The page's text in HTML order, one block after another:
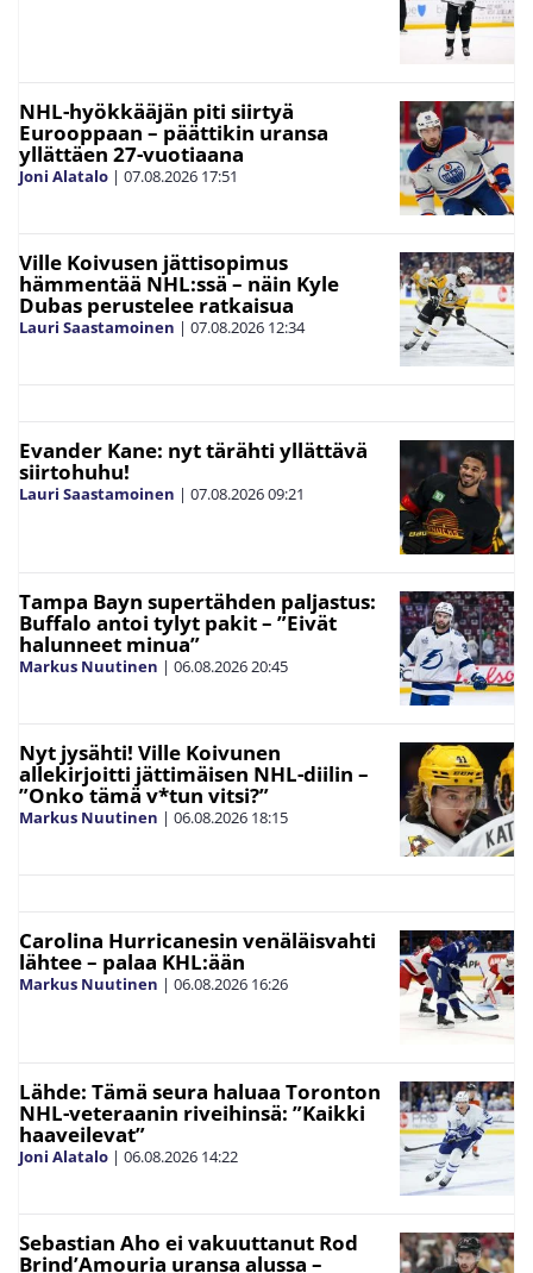
NHL-hyökkääjän piti siirtyä
Eurooppaan – päättikin uransa
yllättäen 27-vuotiaana
Joni Alatalo | 07.08.2026 17:51
Ville Koivusen jättisopimus
hämmentää NHL:ssä – näin Kyle
Dubas perustelee ratkaisua
Lauri Saastamoinen | 07.08.2026 12:34
Evander Kane: nyt tärähti yllättävä
siirtohuhu!
Lauri Saastamoinen | 07.08.202609:21
Tampa Bayn supertähden paljastus:
Buffalo antoi tylyt pakit – ”Eivät
halunneet minua”
Markus Nuutinen | 06.08.2026 20:45
Nyt jysähti! Ville Koivunen
allekirjoitti jättimäisen NHL-diilin –
”Onko tämä v*tun vitsi?”
Markus Nuutinen | 06.08.2026 18:15
Carolina Hurricanesin venäläisvahti
lähtee – palaa KHL:ään
Markus Nuutinen | 06.08.2026 16:26
Lähde: Tämä seura haluaa Toronton
NHL-veteraanin riveihinsä: ”Kaikki
haaveilevat”
Joni Alatalo | 06.08.2026 14:22
Sebastian Aho ei vakuuttanut Rod
Brind’Amouria uransa alussa –